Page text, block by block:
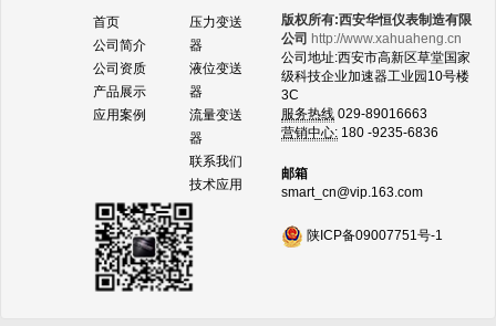
首页
公司简介
公司资质
产品展示
应用案例
压力变送
器
液位变送
器
流量变送
器
联系我们
技术应用
版权所有:西安华恒仪表制造有限
公司 http://www.xahuaheng.cn
公司地址:西安市高新区草堂国家
级科技企业加速器工业园10号楼
3C
服务热线 029-89016663
营销中心: 180 -9235-6836
邮箱
smart_cn@vip.163.com
陕ICP备09007751号-1